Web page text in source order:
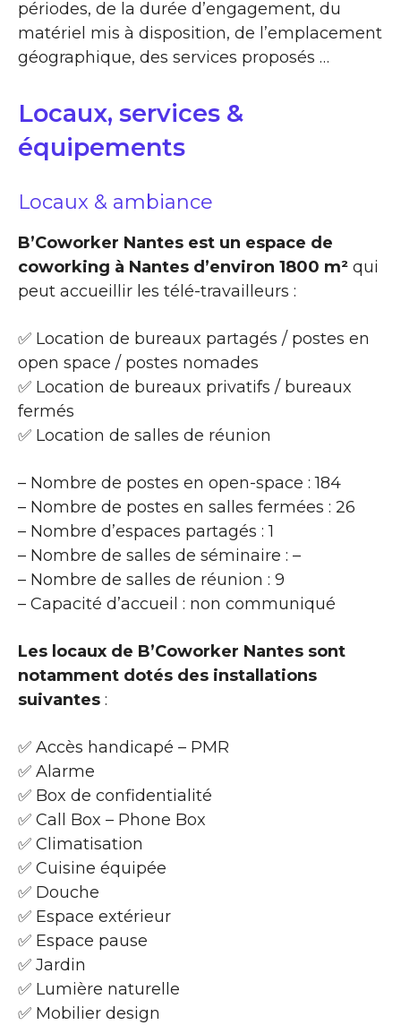
périodes, de la durée d’engagement, du
matériel mis à disposition, de l’emplacement
géographique, des services proposés …
Locaux, services &
équipements
Locaux & ambiance
B’Coworker Nantes est un espace de
coworking à Nantes d’environ 1800 m² qui
peut accueillir les télé-travailleurs :
✅ Location de bureaux partagés / postes en
open space / postes nomades
✅ Location de bureaux privatifs / bureaux
fermés
✅ Location de salles de réunion
– Nombre de postes en open-space : 184
– Nombre de postes en salles fermées : 26
– Nombre d’espaces partagés : 1
– Nombre de salles de séminaire : –
– Nombre de salles de réunion : 9
– Capacité d’accueil : non communiqué
Les locaux de B’Coworker Nantes sont
notamment dotés des installations
suivantes :
✅ Accès handicapé – PMR
✅ Alarme
✅ Box de confidentialité
✅ Call Box – Phone Box
✅ Climatisation
✅ Cuisine équipée
✅ Douche
✅ Espace extérieur
✅ Espace pause
✅ Jardin
✅ Lumière naturelle
✅ Mobilier design